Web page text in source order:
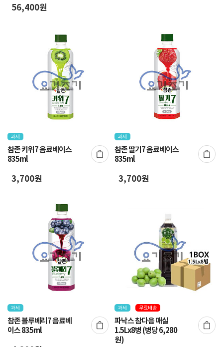
56,400원
과세
참존 키위7 음료베이스
835ml
3,700원
과세
참존 딸기7 음료베이스
835ml
3,700원
과세
참존 블루베리7 음료베
이스 835ml
과세 무료배송
파낙스 참다음 매실
1.5Lx8병 (병당 6,280
원)